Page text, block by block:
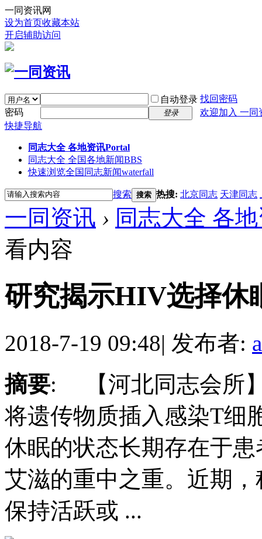
一同资讯网
设为首页收藏本站
开启辅助访问
自动登录 找回密码
密码
登录
欢迎加入 一同
快捷导航
同志大全 各地资讯Portal
同志大全 全国各地新闻BBS
快速浏览全国同志新闻waterfall
搜索 搜索 热搜: 北京同志 天津同志
一同资讯 › 同志大全 各
看内容
研究揭示HIV选择休
2018-7-19 09:48| 发布者:
摘要: 【河北同志会所
将遗传物质插入感染T细
休眠的状态长期存在于
艾滋的重中之重。近期
保持活跃或 ...